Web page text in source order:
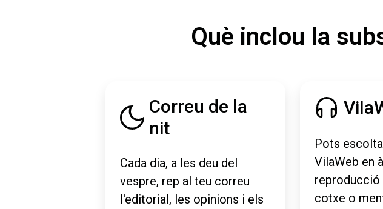
Què inclou la
Correu de la
nit
Cada dia, a les deu del
vespre, rep al teu correu
l'editorial, les opinions i els
Pots
VilaWeb en
reproducció
cotxe o